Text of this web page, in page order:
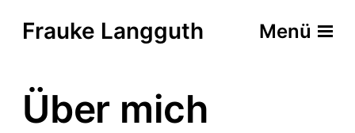
Frauke Langguth Menü
Über mich